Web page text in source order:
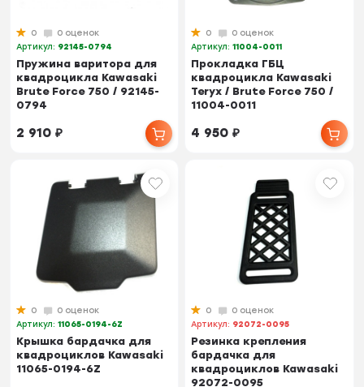
0
0 оценок
Артикул: 92145-0794
Пружина варитора для
квадроцикла Kawasaki
Brute Force 750 / 92145-
0794
2 910₽
0
0 оценок
Артикул:11004-0011
Прокладка ГБЦ
квадроцикла Kawasaki
Teryx / Brute Force 750 /
11004-0011
4 950₽
0
0 оценок
Артикул:11065-0194-6Z
Крышка бардачка для
квадроциклов Kawasaki
11065-0194-6Z
0
0 оценок
Артикул: 92072-0095
Резинка крепления
бардачка для
квадроциклов Kawasaki
92072-0095